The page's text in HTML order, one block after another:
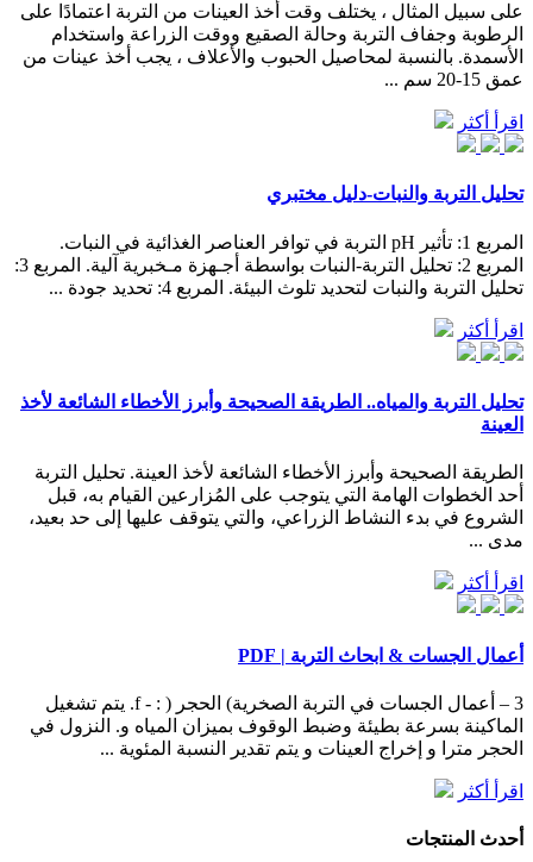
على سبيل المثال ، يختلف وقت أخذ العينات من التربة اعتمادًا على
الرطوبة وجفاف التربة وحالة الصقيع ووقت الزراعة واستخدام
الأسمدة. بالنسبة لمحاصيل الحبوب والأعلاف ، يجب أخذ عينات من
عمق 15-20 سم ...
اقرأ أكثر
تحليل التربة والنبات-دليل مختبري
المربع 1: تأثير pH التربة في توافر العناصر الغذائية في النبات.
المربع 2: تحليل التربة-النبات بواسطة أجـهزة مـخبرية آلية. المربع 3:
تحليل التربة والنبات لتحديد تلوث البيئة. المربع 4: تحديد جودة ...
اقرأ أكثر
تحليل التربة والمياه.. الطريقة الصحيحة وأبرز الأخطاء الشائعة لأخذ
العينة
الطريقة الصحيحة وأبرز الأخطاء الشائعة لأخذ العينة. تحليل التربة
أحد الخطوات الهامة التي يتوجب على المُزارعين القيام به، قبل
الشروع في بدء النشاط الزراعي، والتي يتوقف عليها إلى حد بعيد،
مدى ...
اقرأ أكثر
أعمال الجسات & ابحاث التربة | PDF
f ‫‪ – 3‬أعمال الجسات في التربة الصخرية) الحجر ( ‪- :‬‬. ‫يتم تشغيل
الماكينة بسرعة بطيئة وضبط الوقوف بميزان المياه و‬. ‫النزول في
الحجر مترا و إخراج العينات و يتم تقدير النسبة المئوية ...
اقرأ أكثر
أحدث المنتجات